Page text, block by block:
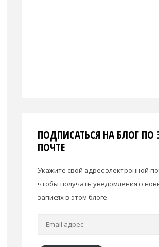
ПОДПИСАТЬСЯ НА БЛОГ ПО
ПОЧТЕ
Укажите свой адрес электронной
чтобы получать уведомления о
записях в этом блоге.
Email